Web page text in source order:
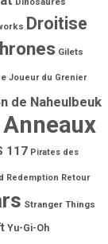
Droitise
Gilets
Joueur du Grenier
de Naheulbeuk
117 Pirates des
Redemption Retour
Stranger Things
Yu-Gi-Oh